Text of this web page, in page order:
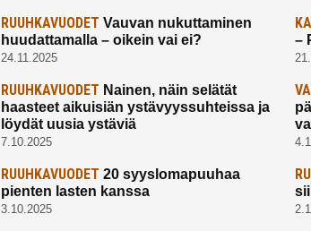
RUUHKAVUODET Vauvan nukuttaminen
huudattamalla – oikein vai ei?
24.11.2025
–
RUUHKAVUODET Nainen, näin selätät
haasteet aikuisiän ystävyyssuhteissa ja
löydät uusia ystäviä
7.10.2025
RUUHKAVUODET 20 syyslomapuuhaa
pienten lasten kanssa
3.10.2025